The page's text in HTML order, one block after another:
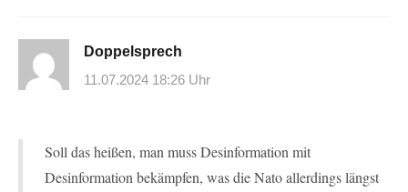
Doppelsprech
11.07.2024 18:26 Uhr
Soll das heißen, man muss Desinformation mit
Desinformation bekämpfen, was die Nato allerdings längst